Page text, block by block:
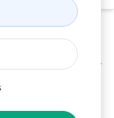
Copywriting Prompts
aus der
13, 2023